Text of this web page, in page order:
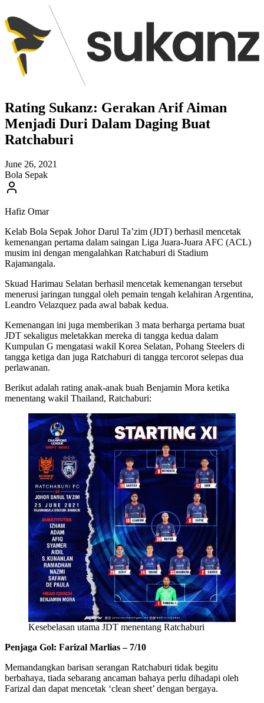
Rating Sukanz: Gerakan Arif Aiman
Menjadi Duri Dalam Daging Buat
Ratchaburi
June 26, 2021
Bola Sepak
Hafiz Omar
Kelab Bola Sepak Johor Darul Ta’zim (JDT) berhasil mencetak
kemenangan pertama dalam saingan Liga Juara-Juara AFC (ACL)
musim ini dengan mengalahkan Ratchaburi di Stadium
Rajamangala.
Skuad Harimau Selatan berhasil mencetak kemenangan tersebut
menerusi jaringan tunggal oleh pemain tengah kelahiran Argentina,
Leandro Velazquez pada awal babak kedua.
Kemenangan ini juga memberikan 3 mata berharga pertama buat
JDT sekaligus meletakkan mereka di tangga kedua dalam
Kumpulan G mengatasi wakil Korea Selatan, Pohang Steelers di
tangga ketiga dan juga Ratchaburi di tangga tercorot selepas dua
perlawanan.
Berikut adalah rating anak-anak buah Benjamin Mora ketika
menentang wakil Thailand, Ratchaburi:
Kesebelasan utama JDT menentang Ratchaburi
Penjaga Gol: Farizal Marlias – 7/10
Memandangkan barisan serangan Ratchaburi tidak begitu
berbahaya, tiada sebarang ancaman bahaya perlu dihadapi oleh
Farizal dan dapat mencetak ‘clean sheet’ dengan bergaya.